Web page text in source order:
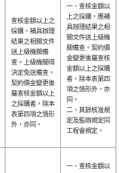
查核金額以上之
採購，補具辦理
結果之相關文件
送上級機關備
查。上級機關得
決定免送備查。
契約價金變更後
屬查核金額以上
之採購者，除本
表第四項之情形
外，亦同。
一、查核金額以
上之採購，應補
具辦理結果之相
關文件送上級機
關備查。契約價
金變更後屬查核
金額以上之採購
者，除本表第四
項之情形外，亦
同。
二、其餘核准規
定及監辦規定同
工程會規定。
一、查核金額以